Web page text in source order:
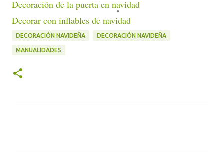
Decoración de la puerta en navidad
Decorar con inflables de navidad
DECORACIÓN NAVIDEÑA DECORACIÓN NAVIDEÑA
MANUALIDADES